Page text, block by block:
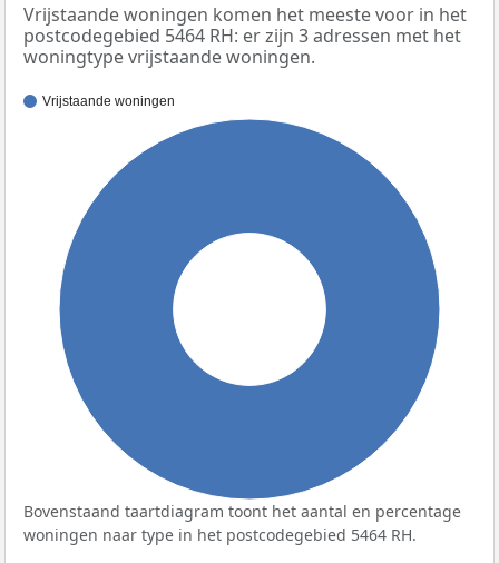
Vrijstaande woningen komen het meeste voor in het
postcodegebied 5464 RH: er zijn 3 adressen met het
woningtype vrijstaande woningen.
Vrijstaande woningen
Bovenstaand taartdiagram toont het aantal en percentage
woningen naar type in het postcodegebied 5464 RH.